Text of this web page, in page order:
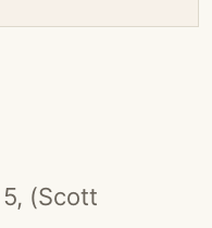
(Scott